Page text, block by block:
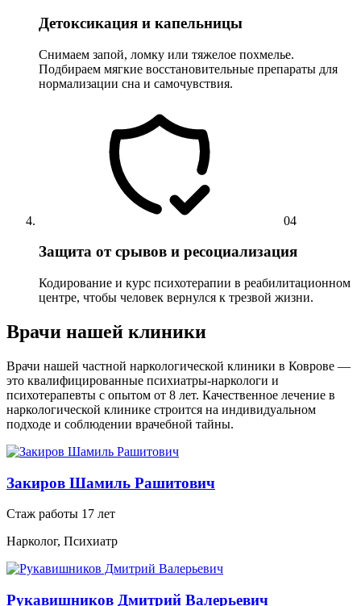
Детоксикация и капельницы
Снимаем запой, ломку или тяжелое похмелье.
Подбираем мягкие восстановительные препараты для
нормализации сна и самочувствия.
04
Защита от срывов и ресоциализация
Кодирование и курс психотерапии в реабилитационном
центре, чтобы человек вернулся к трезвой жизни.
Врачи нашей клиники
Врачи нашей частной наркологической клиники в Коврове —
это квалифицированные психиатры-наркологи и
психотерапевты с опытом от 8 лет. Качественное лечение в
наркологической клинике строится на индивидуальном
подходе и соблюдении врачебной тайны.
Закиров Шамиль Рашитович
Стаж работы 17 лет
Нарколог, Психиатр
Рукавишников Дмитрий Валерьевич